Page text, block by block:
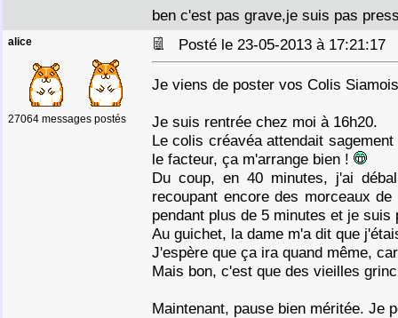
ben c'est pas grave,je suis pas
alice
27064 messages postés
Posté le 23-05-2013 à 17:21:17
Je viens de poster vos Colis
Je suis rentrée chez moi à 16h20.
Le colis créavéa attendait
le facteur, ça m'arrange bien !
Du coup, en 40 minutes, j'ai
recoupant encore des morceaux
pendant plus de 5 minutes et je suis
Au guichet, la dame m'a dit que
J'espère que ça ira quand même,
Mais bon, c'est que des vieilles
Maintenant, pause bien méritée. Je